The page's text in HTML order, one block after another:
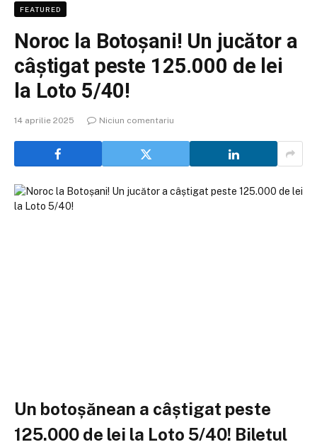
FEATURED
Noroc la Botoșani! Un jucător a
câștigat peste 125.000 de lei
la Loto 5/40!
14 aprilie 2025 Niciun comentariu
Un botoșănean a câștigat peste
125.000 de lei la Loto 5/40! Biletul